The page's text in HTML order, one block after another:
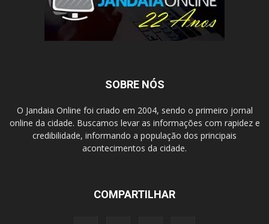
SOBRE NÓS
O Jandaia Online foi criado em 2004, sendo o primeiro jornal
online da cidade. Buscamos levar as informações com rapidez e
credibilidade, informando a população dos principais
acontecimentos da cidade.
COMPARTILHAR